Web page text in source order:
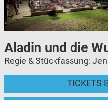
Aladin und die
Regie & Stückfassung:
TICKETS